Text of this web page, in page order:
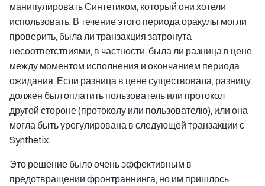
манипулировать Синтетиком, который они хотели
использовать. В течение этого периода оракулы могли
проверить, была ли транзакция затронута
несоответствиями, в частности, была ли разница в цене
между моментом исполнения и окончанием периода
ожидания. Если разница в цене существовала, разницу
должен был оплатить пользователь или протокол
другой стороне (протоколу или пользователю), или она
могла быть урегулирована в следующей транзакции с
Synthetix.
Это решение было очень эффективным в
предотвращении фронтраннинга, но им пришлось